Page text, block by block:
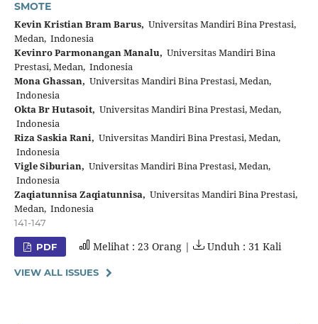
SMOTE
Kevin Kristian Bram Barus, Universitas Mandiri Bina Prestasi,
Medan, Indonesia
Kevinro Parmonangan Manalu, Universitas Mandiri Bina
Prestasi, Medan, Indonesia
Mona Ghassan, Universitas Mandiri Bina Prestasi, Medan,
Indonesia
Okta Br Hutasoit, Universitas Mandiri Bina Prestasi, Medan,
Indonesia
Riza Saskia Rani, Universitas Mandiri Bina Prestasi, Medan,
Indonesia
Vigle Siburian, Universitas Mandiri Bina Prestasi, Medan,
Indonesia
Zaqiatunnisa Zaqiatunnisa, Universitas Mandiri Bina Prestasi,
Medan, Indonesia
141-147
PDF Melihat : 23 Orang | Unduh : 31 Kali
VIEW ALL ISSUES